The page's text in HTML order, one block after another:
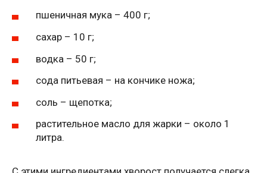
пшеничная мука – 400 г;
сахар – 10 г;
водка – 50 г;
сода питьевая – на кончике ножа;
соль – щепотка;
растительное масло для жарки – около 1
литра.